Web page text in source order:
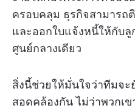
ครอบคลุม ธุรกิจสามารถ
และออกใบแจ้งหนี้ให้กับ
ศูนย์กลางเดียว
สิ่งนี้ช่วยให้มั่นใจว่าทีมจ
สอดคล้องกัน ไม่ว่าพวกเ